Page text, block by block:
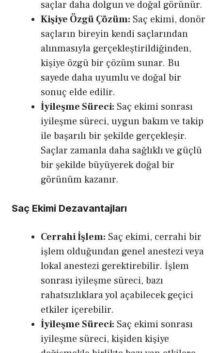
saçlar daha dolgun ve doğal görünür.
Kişiye Özgü Çözüm: Saç ekimi, donör
saçların bireyin kendi saçlarından
alınmasıyla gerçekleştirildiğinden,
kişiye özgü bir çözüm sunar. Bu
sayede daha uyumlu ve doğal bir
sonuç elde edilir.
İyileşme Süreci: Saç ekimi sonrası
iyileşme süreci, uygun bakım ve takip
ile başarılı bir şekilde gerçekleşir.
Saçlar zamanla daha sağlıklı ve güçlü
bir şekilde büyüyerek doğal bir
görünüm kazanır.
Saç Ekimi Dezavantajları
Cerrahi İşlem: Saç ekimi, cerrahi bir
işlem olduğundan genel anestezi veya
lokal anestezi gerektirebilir. İşlem
sonrası iyileşme süreci, bazı
rahatsızlıklara yol açabilecek geçici
etkiler içerebilir.
İyileşme Süreci: Saç ekimi sonrası
iyileşme süreci, kişiden kişiye